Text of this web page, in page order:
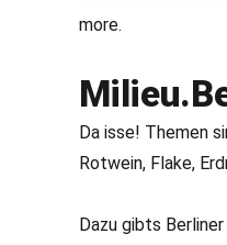
more.
Da isse! Themen
Rotwein, Flake,
Dazu gibts